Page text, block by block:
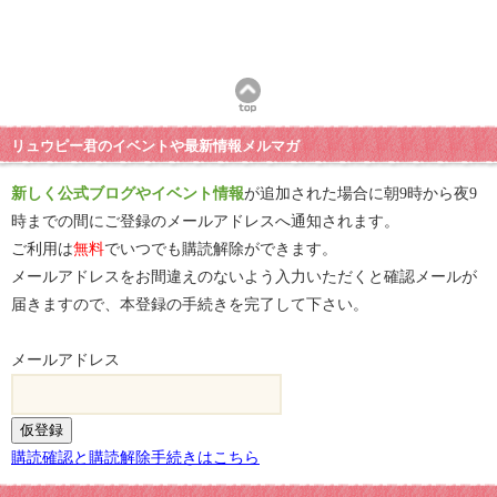
リュウピー君のイベントや最新情報メルマガ
新しく公式ブログやイベント情報が追加された場合に朝9時から夜9
時までの間にご登録のメールアドレスへ通知されます。
ご利用は無料でいつでも購読解除ができます。
メールアドレスをお間違えのないよう入力いただくと確認メールが
届きますので、本登録の手続きを完了して下さい。
メールアドレス
購読確認と購読解除手続きはこちら